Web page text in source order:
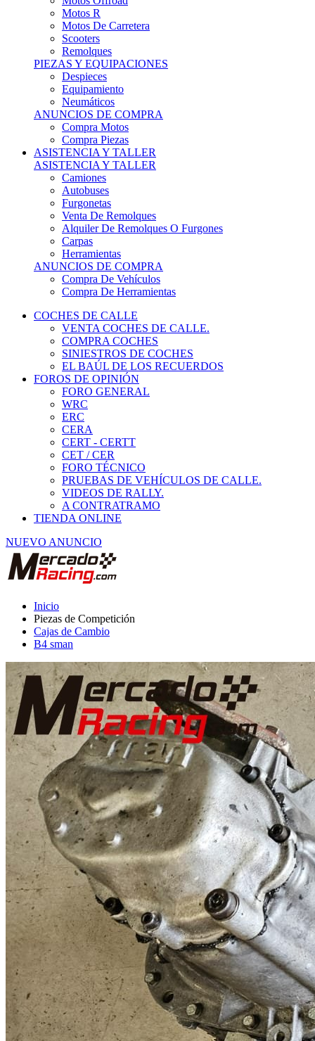
Motos R
Motos De Carretera
Scooters
Remolques
PIEZAS Y EQUIPACIONES
Despieces
Equipamiento
Neumáticos
ANUNCIOS DE COMPRA
Compra Motos
Compra Piezas
ASISTENCIA Y TALLER
ASISTENCIA Y TALLER
Camiones
Autobuses
Furgonetas
Venta De Remolques
Alquiler De Remolques O Furgones
Carpas
Herramientas
ANUNCIOS DE COMPRA
Compra De Vehículos
Compra De Herramientas
COCHES DE CALLE
VENTA COCHES DE CALLE.
COMPRA COCHES
SINIESTROS DE COCHES
EL BAÚL DE LOS RECUERDOS
FOROS DE OPINIÓN
FORO GENERAL
WRC
ERC
CERA
CERT - CERTT
CET / CER
FORO TÉCNICO
PRUEBAS DE VEHÍCULOS DE CALLE.
VIDEOS DE RALLY.
A CONTRATRAMO
TIENDA ONLINE
NUEVO ANUNCIO
Inicio
Piezas de Competición
Cajas de Cambio
B4 sman